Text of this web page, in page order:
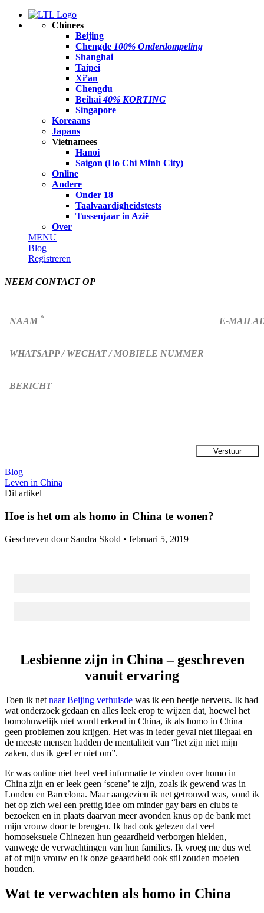
Chinees
Beijing
Chengde 100% Onderdompeling
Shanghai
Taipei
Xi’an
Chengdu
Beihai40% KORTING
Singapore
Koreaans
Japans
Vietnamees
Hanoi
Saigon (Ho Chi Minh City)
Online
Andere
Onder 18
Taalvaardigheidstests
Tussenjaar in Azië
Over
MENU
Blog
Registreren
NEEM CONTACT OP
NAAM * E-
WHATSAPP / WECHAT / MOBIELE NUMMER
BERICHT
Blog
Leven in China
Dit artikel
Hoe is het om als homo in China te wonen?
Geschreven door Sandra Skold • februari 5, 2019
Lesbienne zijn in China – geschreven
vanuit ervaring
Toen ik netnaar Beijing verhuisde was ik een beetje nerveus. Ik had
wat onderzoek gedaan en alles leek erop te wijzen dat, hoewel het
homohuwelijk niet wordt erkend in China, ik als homo in China
geen problemen zou krijgen. Het was in ieder geval niet illegaal en
de meeste mensen hadden de mentaliteit van “het zijn niet mijn
zaken, dus ik geef er niet om”.
Er was online niet heel veel informatie te vinden over homo in
China zijn en er leek geen ‘scene’ te zijn, zoals ik gewend was in
Londen en Barcelona. Maar aangezien ik net getrouwd was, vond ik
het op zich wel een prettig idee om minder gay bars en clubs te
bezoeken en in plaats daarvan meer avonden knus op de bank met
mijn vrouw door te brengen. Ik had ook gelezen dat veel
homoseksuele Chinezen hun geaardheid verborgen hielden,
vanwege de verwachtingen van hun families. Ik vroeg me dus wel
af of mijn vrouw en ik onze geaardheid ook stil zouden moeten
houden.
Wat te verwachten als homo in China